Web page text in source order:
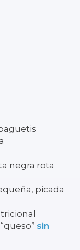
negra rota
picada
sin